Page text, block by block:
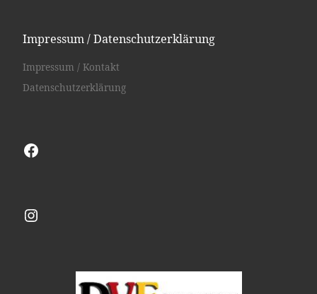
Impressum / Datenschutzerklärung
Impressum / Kontakt
Datenschutzerklärung
Facebook
Instagram